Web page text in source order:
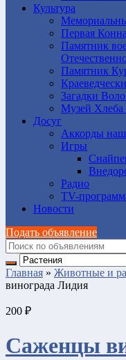
Культура
Первая
Памятник
Памятник
Загадки
Музей
Досуг
Аккорды
Игры
Радио
TV-
Новости
Подать объявление
Главная » Животные и
винограда Лидия
200 ₽
Саженцы